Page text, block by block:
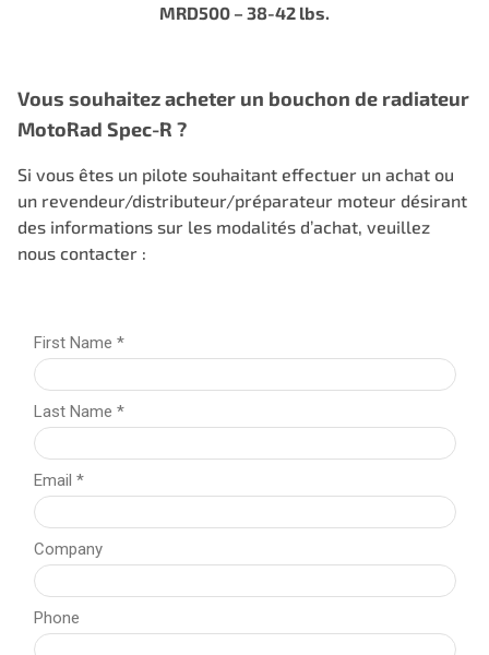
MRD500 – 38-42 lbs.
Vous souhaitez acheter un bouchon de radiateur
MotoRad Spec-R ?
Si vous êtes un pilote souhaitant effectuer un achat ou
un revendeur/distributeur/préparateur moteur désirant
des informations sur les modalités d’achat, veuillez
nous contacter :